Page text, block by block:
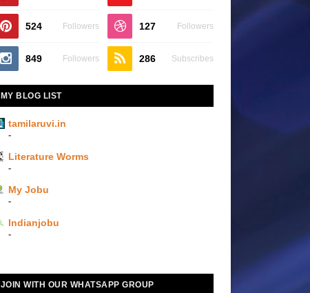
524 Followers 127 Followers
849 Followers 286 Subscribes
MY BLOG LIST
tamilaruvi.in
-
Literature Worms
-
My Jobu
-
Indianjobu
-
JOIN WITH OUR WHATSAPP GROUP